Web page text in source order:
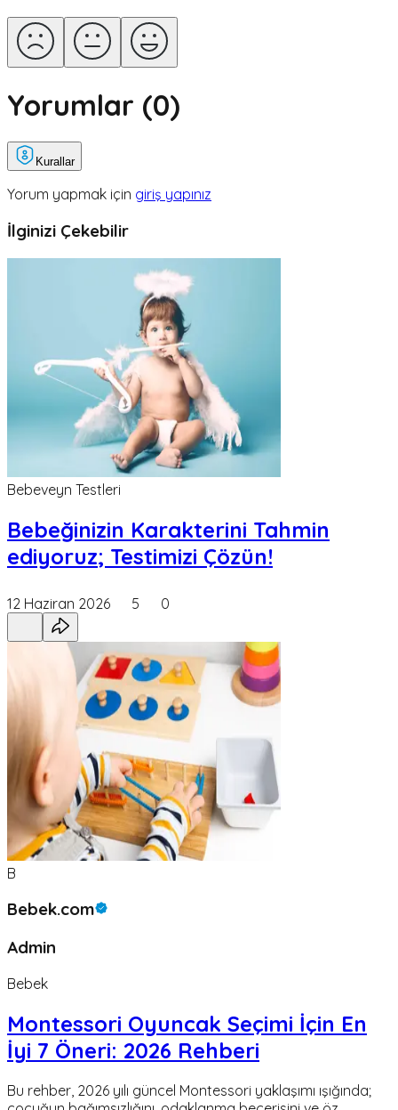
Yorumlar (0)
Kurallar
Yorum yapmak için giriş yapınız
İlginizi Çekebilir
Bebeveyn Testleri
Bebeğinizin Karakterini Tahmin
ediyoruz; Testimizi Çözün!
12 Haziran 2026 5 0
B
Bebek.com
Admin
Bebek
Montessori Oyuncak Seçimi İçin En
İyi 7 Öneri: 2026 Rehberi
Bu rehber, 2026 yılı güncel Montessori yaklaşımı ışığında;